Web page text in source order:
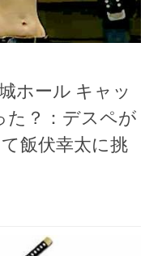
ホール キャッ
た？：デスペが
飯伏幸太に挑